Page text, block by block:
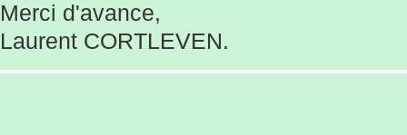
Merci d'avance,
Laurent CORTLEVEN.